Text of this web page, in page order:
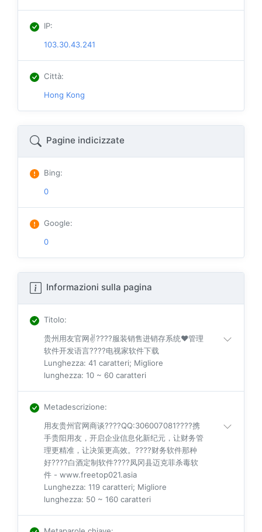
IP:
103.30.43.241
Città:
Hong Kong
Pagine indicizzate
Bing:
0
Google:
0
Informazioni sulla pagina
Titolo:
贵州用友官网✌????服装销售进销存系统❤️管理
软件开发语言????电视家软件下载
Lunghezza: 41 caratteri; Migliore
lunghezza: 10 ~ 60 caratteri
Metadescrizione:
用友贵州官网商谈????QQ:306007081????携
手贵阳用友，开启企业信息化新纪元，让财务管
理更精准，让决策更高效。????财务软件那种
好????白酒定制软件????凤冈县迈克菲杀毒软
件 - www.freetop021.asia
Lunghezza: 119 caratteri; Migliore
lunghezza: 50 ~ 160 caratteri